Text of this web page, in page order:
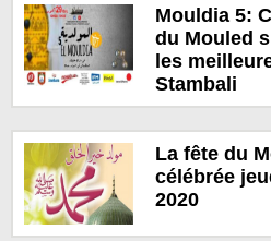
Mouldia 5:
du Mouled
les
Stambali
La fête du
célébrée
2020